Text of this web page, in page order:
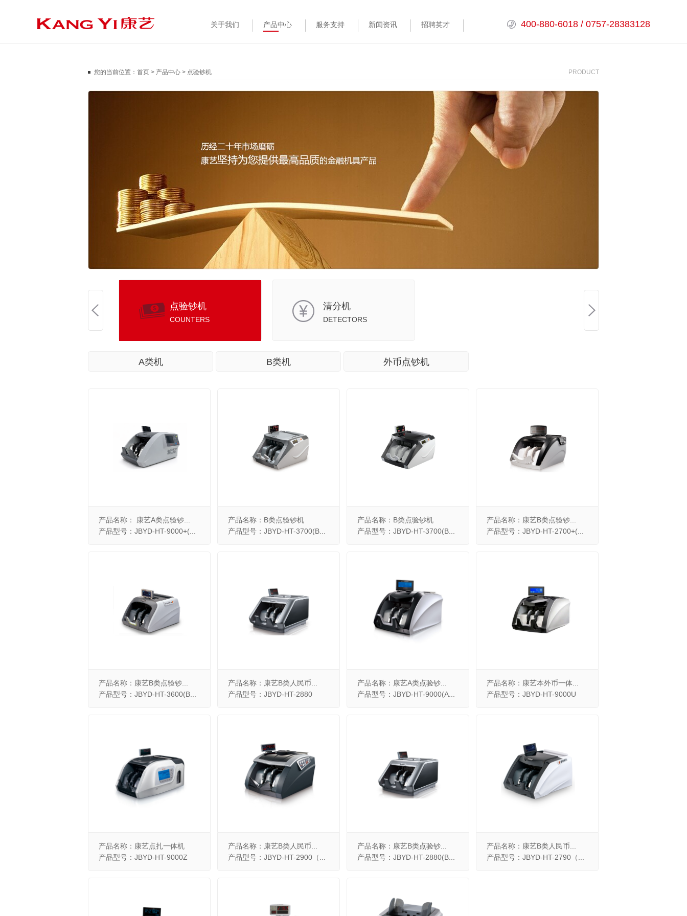
关于我们 产品中心 服务支持 新闻资讯 招聘英才 400-880-6018 / 0757-28383128
您的当前位置： 首页 > 产品中心 > 点验钞机 PRODUCT
点验钞机
COUNTERS
清分机
DETECTORS
A类机 B类机 外币点钞机
产品名称： 康艺A类点验钞...
产品型号：JBYD-HT-9000+(...
产品名称：B类点验钞机
产品型号：JBYD-HT-3700(B...
产品名称：B类点验钞机
产品型号：JBYD-HT-3700(B...
产品名称：康艺B类点验钞...
产品型号：JBYD-HT-2700+(...
产品名称：康艺B类点验钞...
产品型号：JBYD-HT-3600(B...
产品名称：康艺B类人民币...
产品型号：JBYD-HT-2880
产品名称：康艺A类点验钞...
产品型号：JBYD-HT-9000(A...
产品名称：康艺本外币一体...
产品型号：JBYD-HT-9000U
产品名称：康艺点扎一体机
产品型号：JBYD-HT-9000Z
产品名称：康艺B类人民币...
产品型号：JBYD-HT-2900（...
产品名称：康艺B类点验钞...
产品型号：JBYD-HT-2880(B...
产品名称：康艺B类人民币...
产品型号：JBYD-HT-2790（...